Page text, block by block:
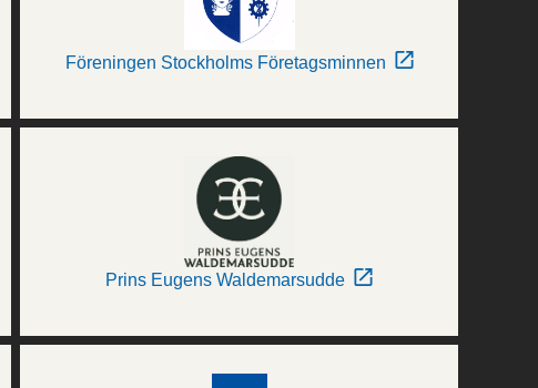
Föreningen Stockholms Företagsminnen
Prins Eugens Waldemarsudde